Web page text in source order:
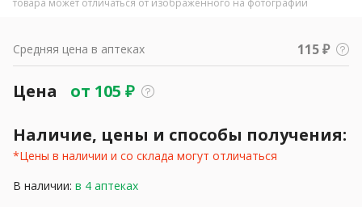
Средняя цена в аптеках 115 ₽
Цена от 105 ₽
Наличие, цены и способы получения:
*Цены в наличии и со склада могут отличаться
В наличии: в 4 аптеках